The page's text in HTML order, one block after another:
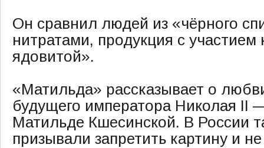
Он сравнил людей из «чёрного
нитратами, продукция с участием
ядовитой».
«Матильда» рассказывает о
будущего императора Николая II
Матильде Кшесинской. В России
призывали запретить картину и